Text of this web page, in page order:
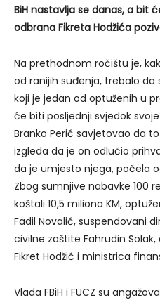
BiH nastavlja se danas, a bit
odbrana Fikreta Hodžića
Na prethodnom ročištu je,
od ranijih suđenja, trebalo da
koji je jedan od optuženih u
će biti posljednji svjedok
Branko Perić savjetovao da
izgleda da je on odlučio
da je umjesto njega, počela
Zbog sumnjive nabavke 100
koštali 10,5 miliona KM,
Fadil Novalić, suspendovani
civilne zaštite Fahrudin
Fikret Hodžić i ministrica
Vlada FBiH i FUCZ su